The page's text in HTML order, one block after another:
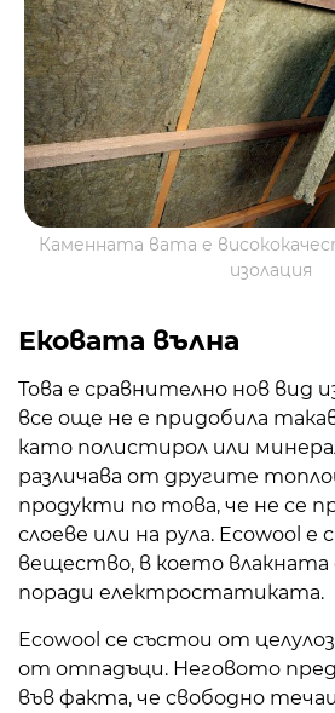
Каменната вата е
изолация
Ековата вълна
Това е сравнително нов вид
все още не е придобила
като полистирол или
различава от другите
продукти по това, че не се
слоеве или на рула. Ecowool
вещество, в което влакната
поради електростатиката.
Ecowool се състои от
от отпадъци. Неговото
във факта, че свободно